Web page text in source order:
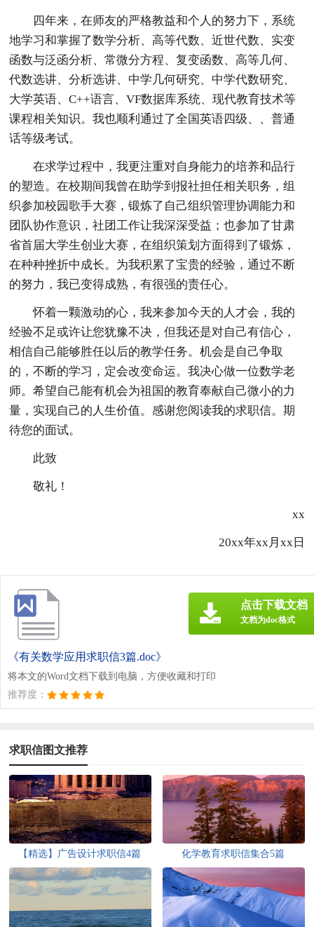
四年来，在师友的严格教益和个人的努力下，系统
地学习和掌握了数学分析、高等代数、近世代数、实变
函数与泛函分析、常微分方程、复变函数、高等几何、
代数选讲、分析选讲、中学几何研究、中学代数研究、
大学英语、C++语言、VF数据库系统、现代教育技术等
课程相关知识。我也顺利通过了全国英语四级、、普通
话等级考试。
在求学过程中，我更注重对自身能力的培养和品行
的塑造。在校期间我曾在助学到报社担任相关职务，组
织参加校园歌手大赛，锻炼了自己组织管理协调能力和
团队协作意识，社团工作让我深深受益；也参加了甘肃
省首届大学生创业大赛，在组织策划方面得到了锻炼，
在种种挫折中成长。为我积累了宝贵的经验，通过不断
的努力，我已变得成熟，有很强的责任心。
怀着一颗激动的心，我来参加今天的人才会，我的
经验不足或许让您犹豫不决，但我还是对自己有信心，
相信自己能够胜任以后的教学任务。机会是自己争取
的，不断的学习，定会改变命运。我决心做一位数学老
师。希望自己能有机会为祖国的教育奉献自己微小的力
量，实现自己的人生价值。感谢您阅读我的求职信。期
待您的面试。
此致
敬礼！
xx
20xx年xx月xx日
《有关数学应用求职信3篇.doc》
将本文的Word文档下载到电脑，方便收藏和打印
推荐度：
点击下载文档
文档为doc格式
求职信图文推荐
【精选】广告设计求职信4篇 化学教育求职信集合5篇